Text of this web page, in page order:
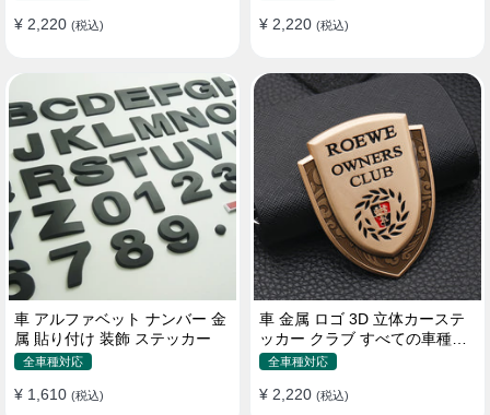
¥ 2,220 (税込) ¥ 2,220 (税込)
車 アルファベット ナンバー 金
属 貼り付け 装飾 ステッカー
全車種対応
¥ 1,610 (税込)
車 金属 ロゴ 3D 立体カーステ
ッカー クラブ すべての車種対
応 カスタム サイドポスト
全車種対応
¥ 2,220 (税込)